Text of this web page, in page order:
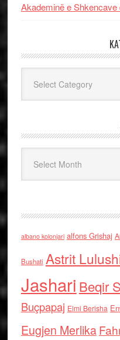
Akademinë e
albano kolonjari alfons Grishaj
Bushati Astrit
Jashari Beqir
Buçpapaj Elmi Berisha
Eugjen Merlika